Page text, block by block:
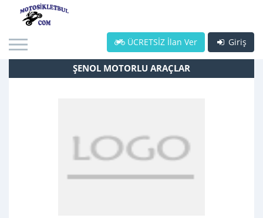
Giriş
ÜCRETSİZ İlan Ver
ŞENOL MOTORLU ARAÇLAR